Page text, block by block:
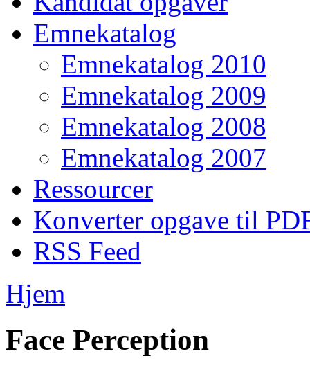
Emnekatalog
Emnekatalog 2010
Emnekatalog 2009
Emnekatalog 2008
Emnekatalog 2007
Ressourcer
Konverter opgave til
RSS Feed
Hjem
Face Perception